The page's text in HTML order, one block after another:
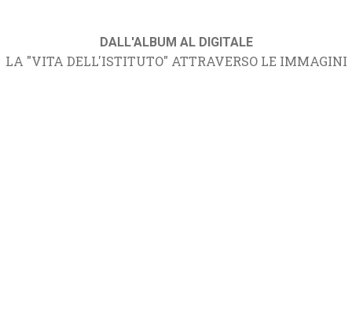
DALL'ALBUM AL DIGITALE
LA "VITA DELL'ISTITUTO" ATTRAVERSO LE IMMAGINI